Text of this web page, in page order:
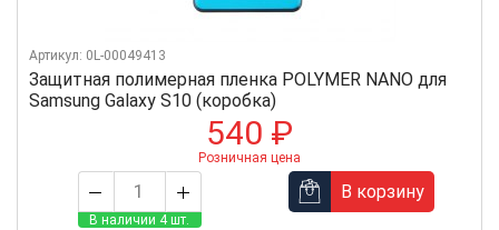
Защитная полимерная пленка POLYMER NANO для
Samsung Galaxy S10 (коробка)
Артикул: 0L-00049413
540 ₽
Розничная цена
В наличии 4 шт.
В корзину